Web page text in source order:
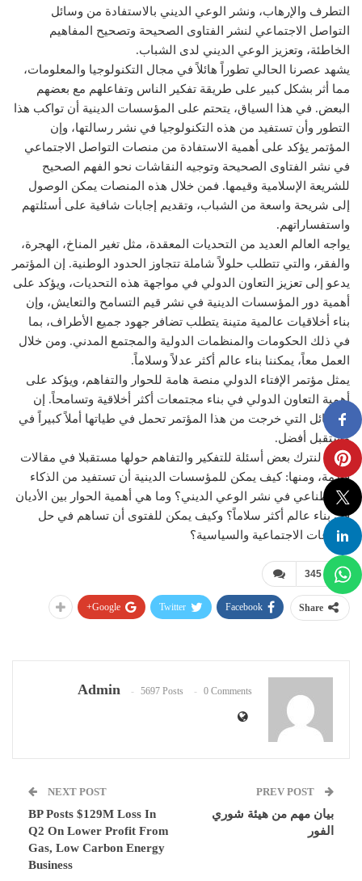
التطرف والإرهاب، ونشر الوعي الديني بالاستفادة من وسائل
التواصل الاجتماعي لنشر الفتاوى الصحيحة وتصحيح المفاهيم
الخاطئة، وتعزيز الوعي الديني لدى الشباب.
يشهد عصرنا الحالي تطوراً هائلاً في مجال التكنولوجيا والمعلومات،
مما أثر بشكل كبير على طريقة تفكير الناس وتفاعلهم مع بعضهم
البعض. في هذا السياق، يتحتم على المؤسسات الدينية أن تواكب هذا
التطور وأن تستفيد من هذه التكنولوجيا في نشر رسالتها، وإن
المؤتمر يؤكد على أهمية الاستفادة من منصات التواصل الاجتماعي
في نشر الفتاوى الصحيحة وتوجيه النقاشات نحو الفهم الصحيح
للشريعة الإسلامية وقيمها. فمن خلال هذه المنصات يمكن الوصول
إلى شريحة واسعة من الشباب، وتقديم إجابات شافية على أسئلتهم
واستفساراتهم.
يواجه العالم العديد من التحديات المعقدة، مثل تغير المناخ، الهجرة،
والفقر، والتي تتطلب حلولاً شاملة تتجاوز الحدود الوطنية. إن المؤتمر
يدعو إلى تعزيز التعاون الدولي في مواجهة هذه التحديات، ويؤكد على
أهمية دور المؤسسات الدينية في نشر قيم التسامح والتعايش، وإن
بناء أخلاقيات عالمية متينة يتطلب تضافر جهود جميع الأطراف، بما
في ذلك الحكومات والمنظمات الدولية والمجتمع المدني. ومن خلال
العمل معاً، يمكننا بناء عالم أكثر عدلاً وسلاماً.
يمثل مؤتمر الإفتاء الدولي منصة هامة للحوار والتفاهم، ويؤكد على
أهمية التعاون الدولي في بناء مجتمعات أكثر أخلاقية وتسامحاً. إن
الرسائل التي خرجت من هذا المؤتمر تحمل في طياتها أملاً كبيراً في
مستقبل أفضل.
ولكن لنترك بعض أسئلة للتفكير والتفاهم حولها مستقبلا في مقالات
قادمة، ومنها: كيف يمكن للمؤسسات الدينية أن تستفيد من الذكاء
الاصطناعي في نشر الوعي الديني؟ وما هي أهمية الحوار بين الأديان
في بناء عالم أكثر سلاماً؟ وكيف يمكن للفتوى أن تساهم في حل
النزاعات الاجتماعية والسياسية؟
345
Share
Facebook
Twitter
Google+
Admin 5697 Posts 0 Comments
بيان مهم من هيئة شوري
الفور
NEXT POST
BP Posts $129M Loss In
Q2 On Lower Profit From
Gas, Low Carbon Energy
Business